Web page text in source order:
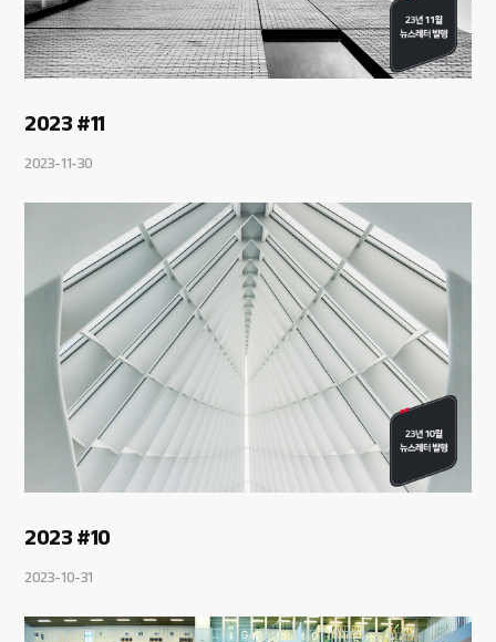
2023 #11
2023-11-30
2023 #10
2023-10-31